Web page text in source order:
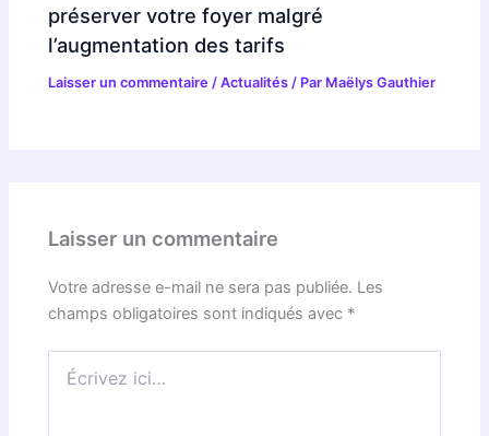
préserver votre foyer malgré
l’augmentation des tarifs
Laisser un commentaire /Actualités / Par Maëlys Gauthier
Laisser un commentaire
Votre adresse e-mail ne sera pas publiée. Les
champs obligatoires sont indiqués avec *
ici…